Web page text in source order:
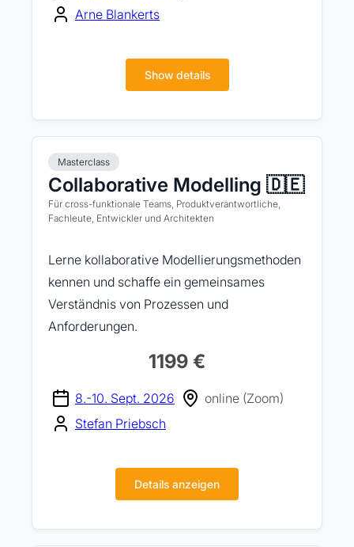
Arne Blankerts
Show details
Masterclass
Collaborative Modelling 🇩🇪
Für cross-funktionale Teams, Produktverantwortliche,
Fachleute, Entwickler und Architekten
Lerne kollaborative Modellierungsmethoden
kennen und schaffe ein gemeinsames
Verständnis von Prozessen und
Anforderungen.
1199 €
8.-10. Sept. 2026
online (Zoom)
Stefan Priebsch
Details anzeigen